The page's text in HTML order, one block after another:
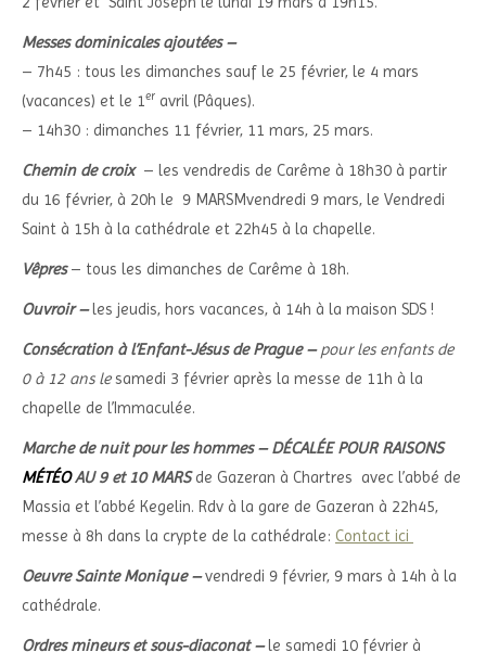
Messes dominicales ajoutées –
– 7h45 : tous les dimanches sauf le 25 février, le 4 mars
(vacances) et le 1er avril (Pâques).
– 14h30 : dimanches 11 février, 11 mars, 25 mars.
Chemin de croix – les vendredis de Carême à 18h30 à partir
du 16 février, à 20h le 9 MARSMvendredi 9 mars, le Vendredi
Saint à 15h à la cathédrale et 22h45 à la chapelle.
Vêpres– tous les dimanches de Carême à 18h.
Ouvroir –les jeudis, hors vacances, à 14h à la maison SDS !
Consécration à l’Enfant-Jésus de Prague –pour les enfants de
0 à 12 ans lesamedi 3 février après la messe de 11h à la
chapelle de l’Immaculée.
Marche de nuit pour les hommes – DÉCALÉE POUR RAISONS
MÉTÉOAU 9 et 10 MARSde Gazeran à Chartres avec l’abbé de
Massia et l’abbé Kegelin. Rdv à la gare de Gazeran à 22h45,
messe à 8h dans la crypte de la cathédrale: Contact ici
Oeuvre Sainte Monique –vendredi 9 février, 9 mars à 14h à la
cathédrale.
Ordres mineurs et sous-diaconat –le samedi 10 février à